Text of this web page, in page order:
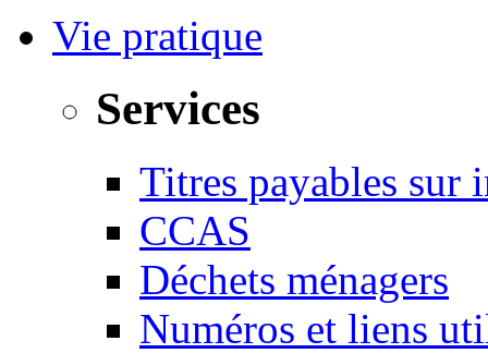
Vie pratique
Services
Titres payables sur
CCAS
Déchets ménagers
Numéros et liens